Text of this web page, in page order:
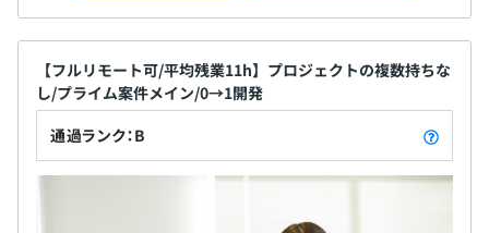
◆エンジニアの開発環境（言語・フレームワークなど）
＜主な使用言語＞
Python3、TypeScript、Swift、JavaScript など
顧客のニーズによって変わりますが、サーバのほとんどは
AWSです。
【フルリモート可/平均残業11h】プロジェクトの複数持ちな
し/プライム案件メイン/0→1開発
通過ランク：B